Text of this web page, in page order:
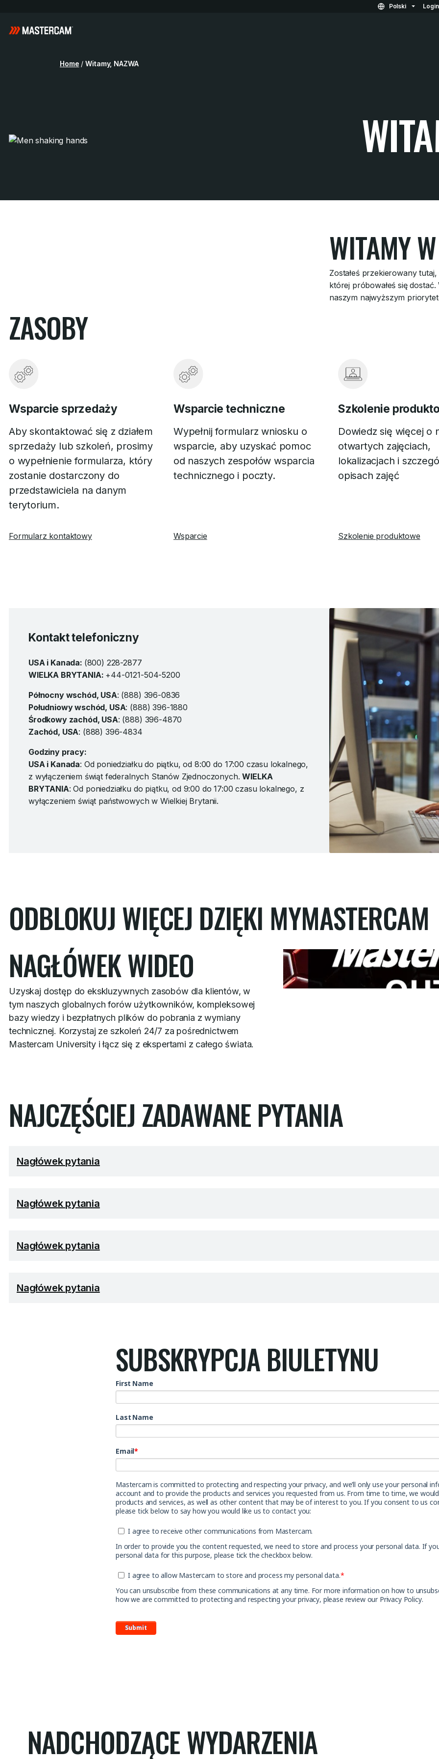
Polski
Home / Witamy, NAZWA
WITAMY
Zostałeś przekierowany
której próbowałeś się
naszym najwyższym
ZASOBY
Wsparcie sprzedaży
Aby skontaktować się z działem
sprzedaży lub szkoleń, prosimy
o wypełnienie formularza, który
zostanie dostarczony do
przedstawiciela na danym
terytorium.
Formularz kontaktowy
Wsparcie techniczne
Wypełnij formularz wniosku o
wsparcie, aby uzyskać pomoc
od naszych zespołów wsparcia
technicznego i poczty.
Wsparcie
Szkolenie
Dowiedz się więcej o
otwartych zajęciach,
lokalizacjach i
opisach zajęć
Szkolenie produktowe
Kontakt telefoniczny
USA i Kanada: (800) 228-2877
WIELKA BRYTANIA: +44-0121-504-5200
Północny wschód, USA: (888) 396-0836
Południowy wschód, USA: (888) 396-1880
Środkowy zachód, USA: (888) 396-4870
Zachód, USA: (888) 396-4834
Godziny pracy:
USA i Kanada: Od poniedziałku do piątku, od 8:00 do 17:00 czasu lokalnego,
z wyłączeniem świąt federalnych Stanów Zjednoczonych.WIELKA
BRYTANIA: Od poniedziałku do piątku, od 9:00 do 17:00 czasu lokalnego, z
wyłączeniem świąt państwowych w Wielkiej Brytanii.
ODBLOKUJ WIĘCEJ DZIĘKI MYMASTERCAM
NAGŁÓWEK WIDEO
Uzyskaj dostęp do ekskluzywnych zasobów dla klientów, w
tym naszych globalnych forów użytkowników, kompleksowej
bazy wiedzy i bezpłatnych plików do pobrania z wymiany
technicznej. Korzystaj ze szkoleń 24/7 za pośrednictwem
Mastercam University i łącz się z ekspertami z całego świata.
NAJCZĘŚCIEJ ZADAWANE PYTANIA
Nagłówek pytania
Nagłówek pytania
Nagłówek pytania
Nagłówek pytania
SUBSKRYPCJA BIULETYNU
First Name
Last Name
Email*
Mastercam is committed to protecting and respecting your privacy, and we’ll only use your personal
account and to provide the products and services you requested from us. From time to time, we
products and services, as well as other content that may be of interest to you. If you consent to us
please tick below to say how you would like us to contact you:
I agree to receive other communications from Mastercam.
In order to provide you the content requested, we need to store and process your personal data. If
personal data for this purpose, please tick the checkbox below.
I agree to allow Mastercam to store and process my personal data.*
You can unsubscribe from these communications at any time. For more information on how to
how we are committed to protecting and respecting your privacy, please review our Privacy Policy.
NADCHODZĄCE WYDARZENIA